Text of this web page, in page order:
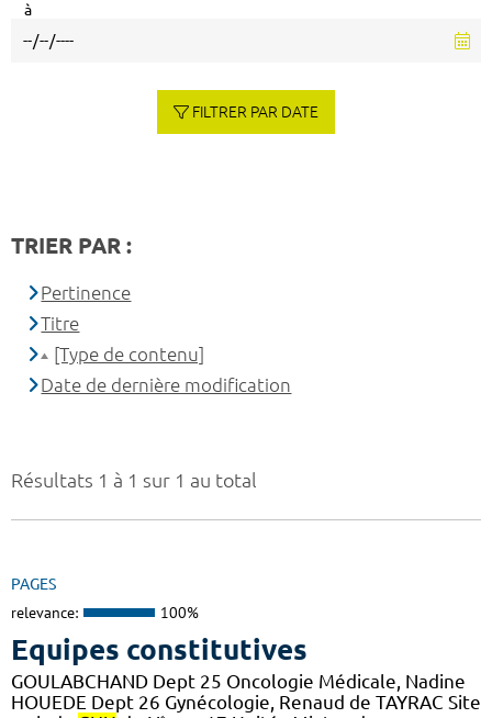
Résultats 1 à 1 sur 1 au total
PAGES
relevance: 100%
Equipes constitutives
GOULABCHAND Dept 25 Oncologie Médicale, Nadine
HOUEDE Dept 26 Gynécologie, Renaud de TAYRAC Site
à
FILTRER PAR DATE
TRIER PAR :
Pertinence
Titre
[Type de contenu]
Date de dernière modification